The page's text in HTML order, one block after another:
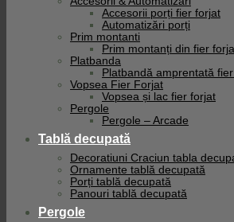
Accesorii porți fier forjat
Automatizări porți
Prim montanti
Prim montanți din fier
Platbanda
Platbandă amprentată
Vopsea Fier Forjat
Vopsea și lac fier forjat
Pergole
Pergole – Arcade
Tablă decupată
Decoratiuni Craciun tabla
Ornamente tablă decupată
Porți tablă decupată
Panouri tablă decupată
Pergole